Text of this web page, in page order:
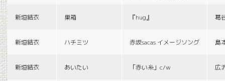
新垣結衣 巣箱 『hug』 葛
新垣結衣 ハチミツ 赤坂sacas イメージソング 島
新垣結衣 あいたい 「赤い糸」c/w 広